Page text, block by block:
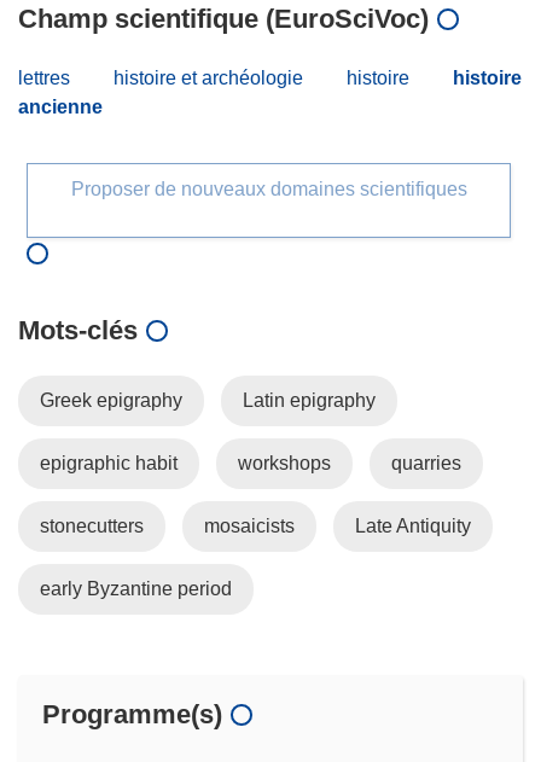
Champ scientifique (EuroSciVoc)
lettres histoire et archéologie histoire
histoire
ancienne
Proposer de nouveaux domaines scientifiques
Mots‑clés
Greek epigraphy Latin epigraphy
epigraphic habit workshops quarries
stonecutters mosaicists Late Antiquity
early Byzantine period
Programme(s)